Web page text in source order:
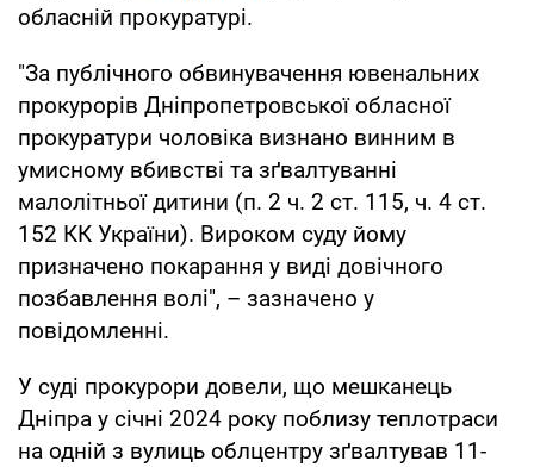
обласній прокуратурі.
"За публічного обвинувачення ювенальних
прокурорів Дніпропетровської обласної
прокуратури чоловіка визнано винним в
умисному вбивстві та зґвалтуванні
малолітньої дитини (п. 2 ч. 2 ст. 115, ч. 4 ст.
152 КК України). Вироком суду йому
призначено покарання у виді довічного
позбавлення волі", – зазначено у
повідомленні.
У суді прокурори довели, що мешканець
Дніпра у січні 2024 року поблизу теплотраси
на одній з вулиць облцентру зґвалтував 11-